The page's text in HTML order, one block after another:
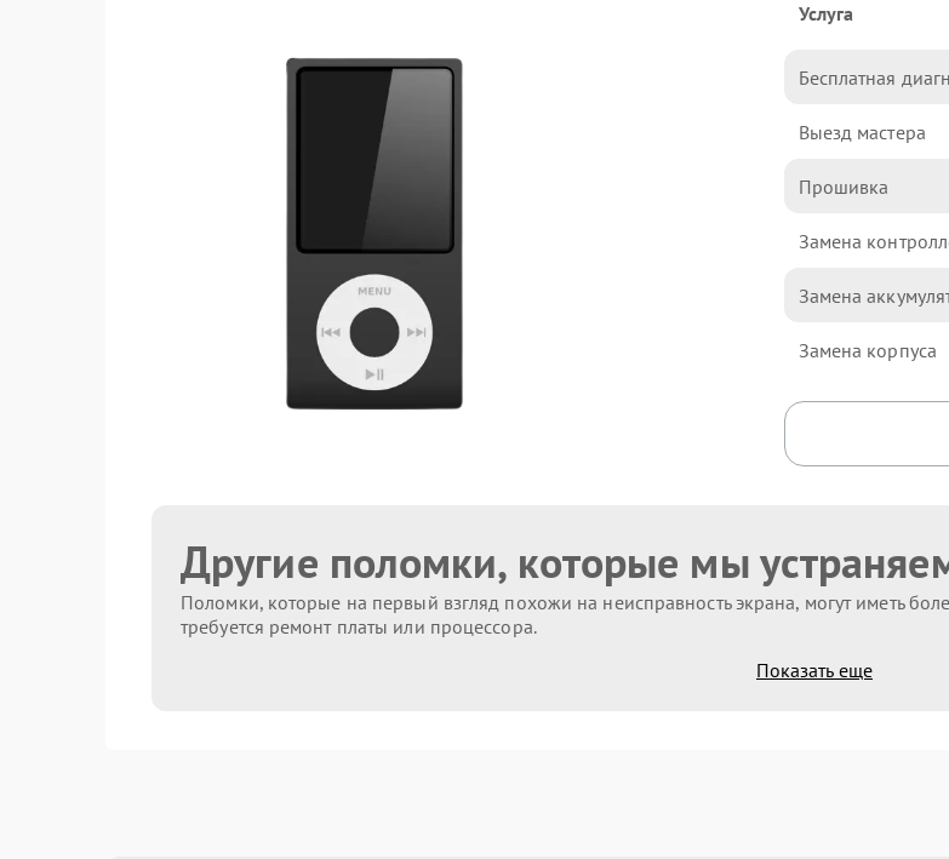
Услуга
Бесплатная
Выезд мастера
Прошивка
Замена
Замена
Замена корпуса
Другие поломки, которые мы
Поломки, которые на первый взгляд похожи на неисправность экрана, могут иметь
требуется ремонт платы или процессора.
Показать еще